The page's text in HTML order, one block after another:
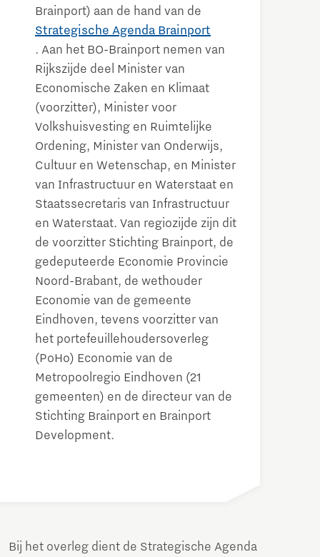
Brainport) aan de hand van de
Strategische Agenda Brainport
. Aan het BO-Brainport nemen van
Rijkszijde deel Minister van
Economische Zaken en Klimaat
(voorzitter), Minister voor
Volkshuisvesting en Ruimtelijke
Ordening, Minister van Onderwijs,
Cultuur en Wetenschap, en Minister
van Infrastructuur en Waterstaat en
Staatssecretaris van Infrastructuur
en Waterstaat. Van regiozijde zijn dit
de voorzitter Stichting Brainport, de
gedeputeerde Economie Provincie
Noord-Brabant, de wethouder
Economie van de gemeente
Eindhoven, tevens voorzitter van
het portefeuillehoudersoverleg
(PoHo) Economie van de
Metropoolregio Eindhoven (21
gemeenten) en de directeur van de
Stichting Brainport en Brainport
Development.
Bij het overleg dient de Strategische Agenda